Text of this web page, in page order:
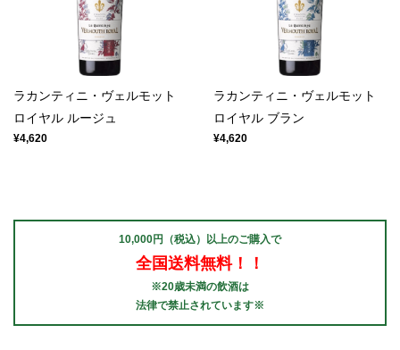
ラカンティニ・ヴェルモット
ロイヤル ルージュ
¥4,620
ラカンティニ・ヴェルモット
ロイヤル ブラン
¥4,620
10,000円（税込）以上のご購入で
全国送料無料！！
※20歳未満の飲酒は
法律で禁止されています※